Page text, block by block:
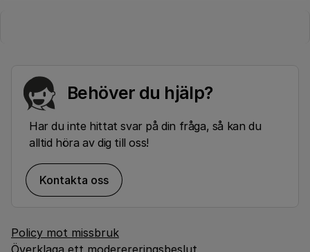
Behöver du hjälp?
Har du inte hittat svar på din fråga, så kan du
alltid höra av dig till oss!
Kontakta oss
Policy mot missbruk
Överklaga ett moderereringsbeslut